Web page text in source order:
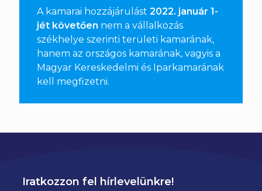
A kamarai hozzájárulást 2022. január 1-
jét követően nem a vállalkozás
székhelye szerinti területi kamarának,
hanem az országos kamarának, vagyis a
Magyar Kereskedelmi és Iparkamarának
kell megfizetni.
Iratkozzon fel hírlevelünkre!